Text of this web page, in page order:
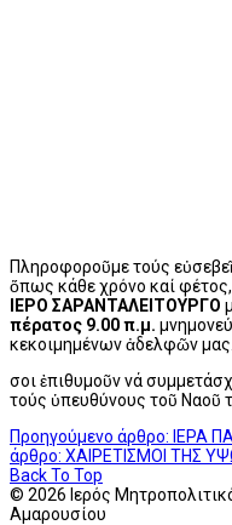
Πληροφοροῦμε τούς
ὅπως κάθε χρόνο καί
ΙΕΡΟ ΣΑΡΑΝΤΑΛΕΙΤΟΥΡΓΟ
πέρατος 9.00 π.μ.
κεκοιμημένων ἀδελφῶν μας.
Ὅσοι ἐπιθυμοῦν νά
τούς ὑπευθύνους τοῦ Ναοῦ
Προηγούμενο άρθρο: ΙΕΡΑ
άρθρο: ΧΑΙΡΕΤΙΣΜΟΙ ΤΗΣ
Back To Top
© 2026 Ιερός
Αμαρουσίου